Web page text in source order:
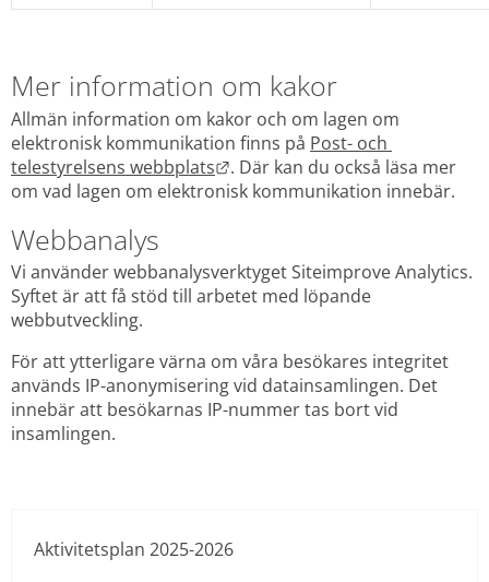
Mer information om kakor
Allmän information om kakor och om lagen om
elektronisk kommunikation finns på Post- och
telestyrelsens webbplats
Länk till annan webbplats.
. Där kan du också läsa mer
om vad lagen om elektronisk kommunikation innebär.
Webbanalys
Vi använder webbanalysverktyget Siteimprove Analytics.
Syftet är att få stöd till arbetet med löpande
webbutveckling.
För att ytterligare värna om våra besökares integritet
används IP-anonymisering vid datainsamlingen. Det
innebär att besökarnas IP-nummer tas bort vid
insamlingen.
Aktivitetsplan 2025-2026